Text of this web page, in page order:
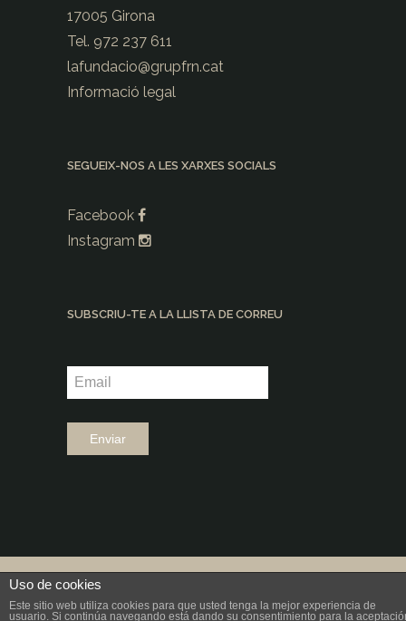
17005 Girona
Tel. 972 237 611
lafundacio@grupfrn.cat
Informació legal
SEGUEIX-NOS A LES XARXES SOCIALS
Facebook
Instagram
SUBSCRIU-TE A LA LLISTA DE CORREU
©2026 |
|Disseny: aeiou
Uso de cookies
Este sitio web utiliza cookies para que usted tenga la mejor experiencia de
usuario. Si continúa navegando está dando su consentimiento para la